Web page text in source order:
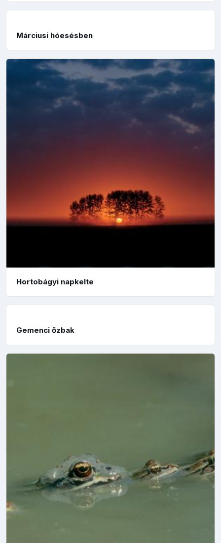
Márciusi hóesésben
Hortobágyi napkelte
Gemenci őzbak